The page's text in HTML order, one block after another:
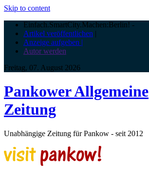
Skip to content
Einfach.SmartCity.Machen:Berlin! -
Artikel veröffentlichen |
Anzeige aufgeben |
Autor werden
Freitag, 07. August 2026
Pankower Allgemeine
Zeitung
Unabhängige Zeitung für Pankow - seit 2012